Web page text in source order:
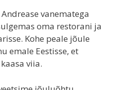
vanematega
oma restorani ja
Kohe peale jõule
emale Eestisse, et
viia.